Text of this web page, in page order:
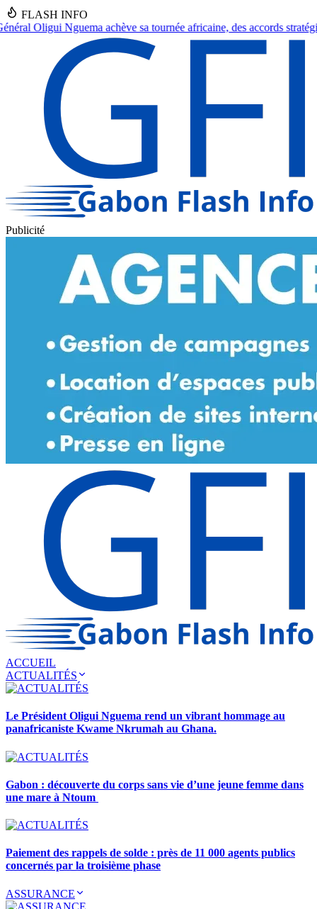
FLASH INFO
des accords stratégiques en vue.●Franceville : Un
Publicité
ACCUEIL
ACTUALITÉS
Le Président Oligui Nguema rend un vibrant hommage au
panafricaniste Kwame Nkrumah au Ghana.
Gabon : découverte du corps sans vie d’une jeune femme dans
une mare à Ntoum
Paiement des rappels de solde : près de 11 000 agents publics
concernés par la troisième phase
ASSURANCE